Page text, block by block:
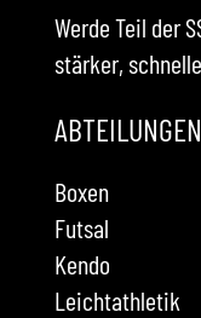
Werde Teil der
stärker,
ABTEILUNGEN
Boxen
Futsal
Kendo
Leichtathletik